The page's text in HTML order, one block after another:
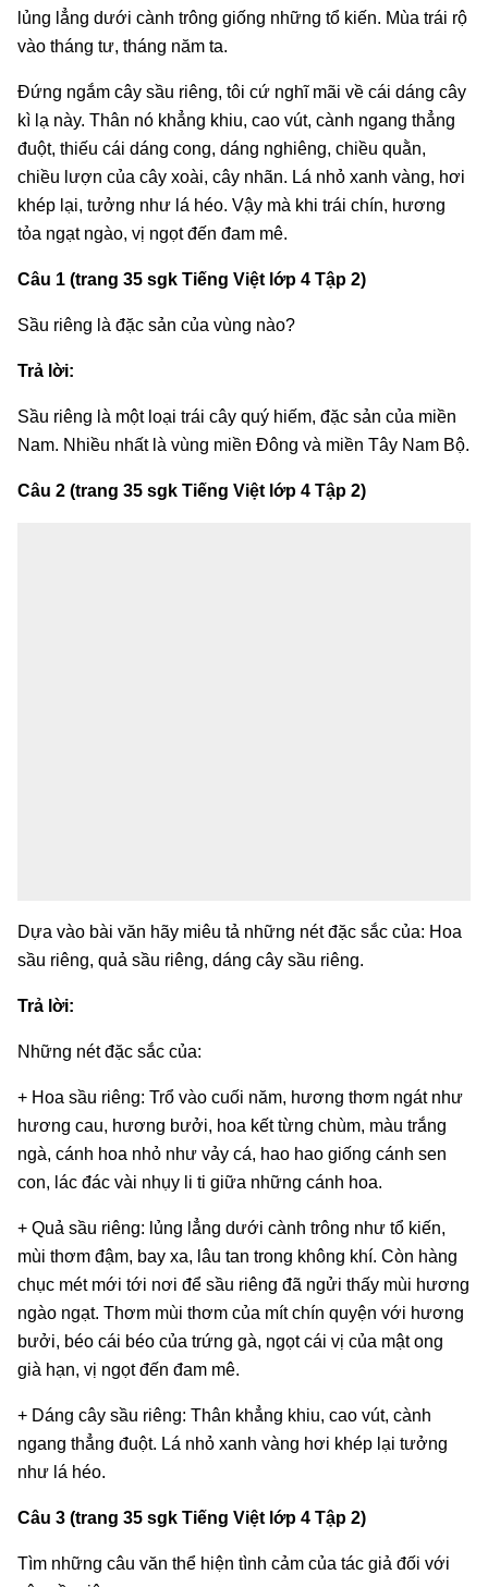
lủng lẳng dưới cành trông giống những tổ kiến. Mùa trái rộ
vào tháng tư, tháng năm ta.
Đứng ngắm cây sầu riêng, tôi cứ nghĩ mãi về cái dáng cây
kì lạ này. Thân nó khẳng khiu, cao vút, cành ngang thẳng
đuột, thiếu cái dáng cong, dáng nghiêng, chiều quằn,
chiều lượn của cây xoài, cây nhãn. Lá nhỏ xanh vàng, hơi
khép lại, tưởng như lá héo. Vậy mà khi trái chín, hương
tỏa ngạt ngào, vị ngọt đến đam mê.
Câu 1 (trang 35 sgk Tiếng Việt lớp 4 Tập 2)
Sầu riêng là đặc sản của vùng nào?
Trả lời:
Sầu riêng là một loại trái cây quý hiếm, đặc sản của miền
Nam. Nhiều nhất là vùng miền Đông và miền Tây Nam Bộ.
Câu 2 (trang 35 sgk Tiếng Việt lớp 4 Tập 2)
Dựa vào bài văn hãy miêu tả những nét đặc sắc của: Hoa
sầu riêng, quả sầu riêng, dáng cây sầu riêng.
Trả lời:
Những nét đặc sắc của:
+ Hoa sầu riêng: Trổ vào cuối năm, hương thơm ngát như
hương cau, hương bưởi, hoa kết từng chùm, màu trắng
ngà, cánh hoa nhỏ như vảy cá, hao hao giống cánh sen
con, lác đác vài nhụy li ti giữa những cánh hoa.
+ Quả sầu riêng: lủng lẳng dưới cành trông như tổ kiến,
mùi thơm đậm, bay xa, lâu tan trong không khí. Còn hàng
chục mét mới tới nơi để sầu riêng đã ngửi thấy mùi hương
ngào ngạt. Thơm mùi thơm của mít chín quyện với hương
bưởi, béo cái béo của trứng gà, ngọt cái vị của mật ong
già hạn, vị ngọt đến đam mê.
+ Dáng cây sầu riêng: Thân khẳng khiu, cao vút, cành
ngang thẳng đuột. Lá nhỏ xanh vàng hơi khép lại tưởng
như lá héo.
Câu 3 (trang 35 sgk Tiếng Việt lớp 4 Tập 2)
Tìm những câu văn thể hiện tình cảm của tác giả đối với